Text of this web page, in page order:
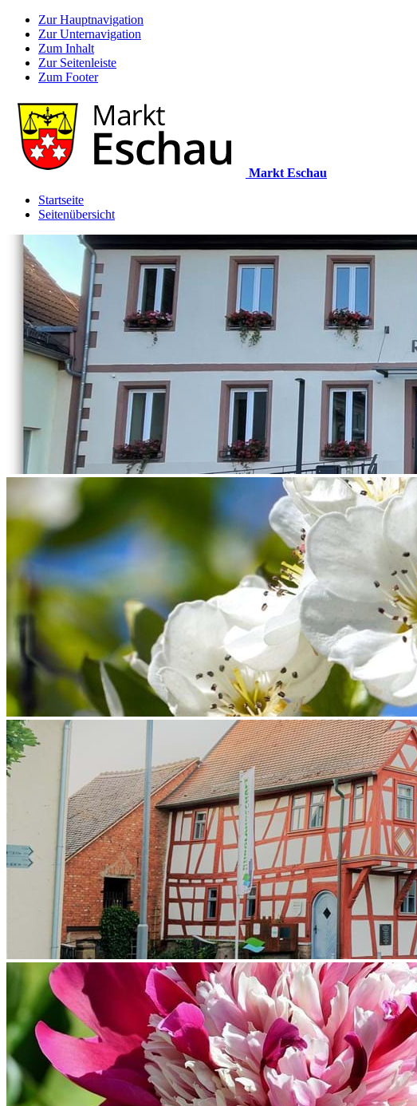
Zur Hauptnavigation
Zur Unternavigation
Zum Inhalt
Zur Seitenleiste
Zum Footer
Markt Eschau
Startseite
Seitenübersicht